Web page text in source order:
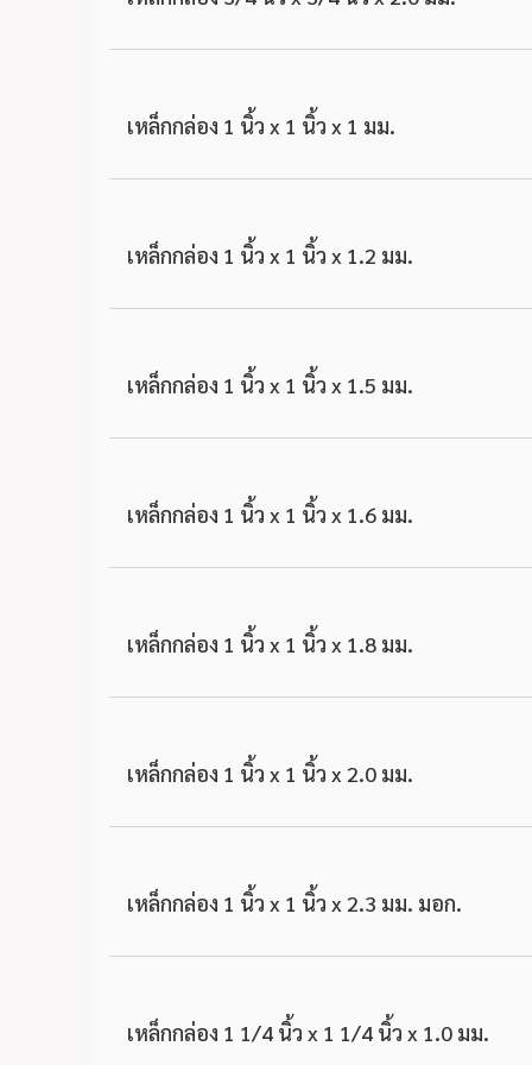
เหล็กกล่อง 1 นิ้ว x 1 นิ้ว x 1 มม.
เหล็กกล่อง 1 นิ้ว x 1 นิ้ว x 1.2 มม.
เหล็กกล่อง 1 นิ้ว x 1 นิ้ว x 1.5 มม.
เหล็กกล่อง 1 นิ้ว x 1 นิ้ว x 1.6 มม.
เหล็กกล่อง 1 นิ้ว x 1 นิ้ว x 1.8 มม.
เหล็กกล่อง 1 นิ้ว x 1 นิ้ว x 2.0 มม.
เหล็กกล่อง 1 นิ้ว x 1 นิ้ว x 2.3 มม. มอก.
เหล็กกล่อง 1 1/4 นิ้ว x 1 1/4 นิ้ว x 1.0 มม.